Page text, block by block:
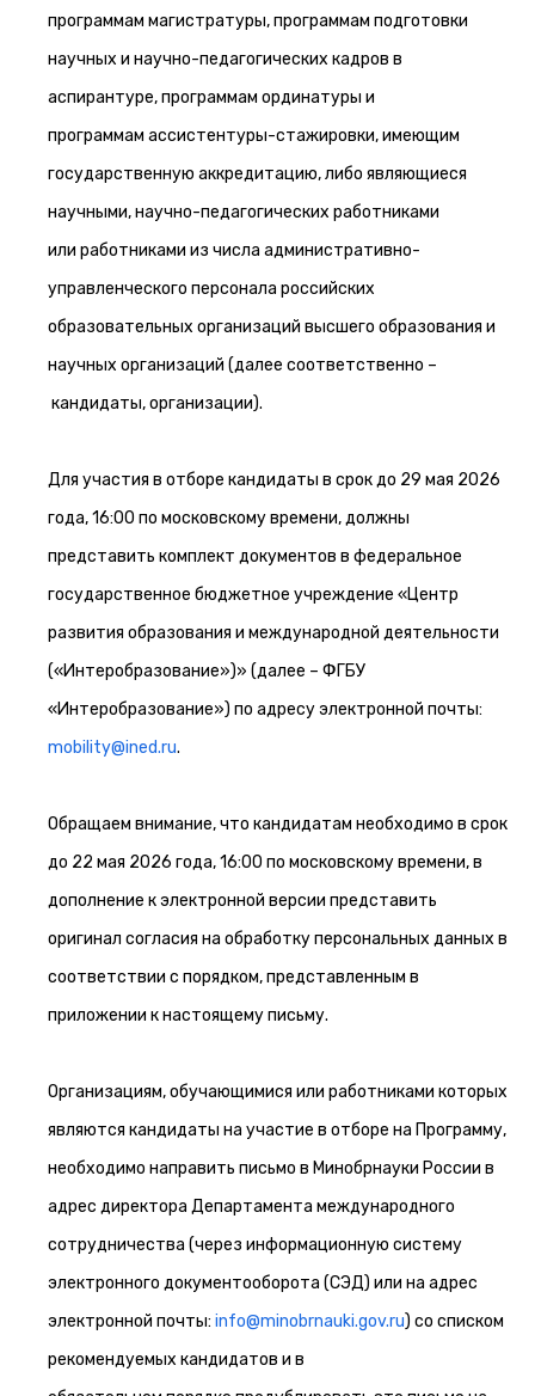
программам магистратуры, программам подготовки
научных и научно-педагогических кадров в
аспирантуре, программам ординатуры и
программам ассистентуры-стажировки, имеющим
государственную аккредитацию, либо являющиеся
научными, научно-педагогических работниками
или работниками из числа административно-
управленческого персонала российских
образовательных организаций высшего образования и
научных организаций (далее соответственно –
кандидаты, организации).
Для участия в отборе кандидаты в срок до 29 мая 2026
года, 16:00 по московскому времени, должны
представить комплект документов в федеральное
государственное бюджетное учреждение «Центр
развития образования и международной деятельности
(«Интеробразование»)» (далее – ФГБУ
«Интеробразование») по адресу электронной почты:
mobility@ined.ru.
Обращаем внимание, что кандидатам необходимо в срок
до 22 мая 2026 года, 16:00 по московскому времени, в
дополнение к электронной версии представить
оригинал согласия на обработку персональных данных в
соответствии с порядком, представленным в
приложении к настоящему письму.
Организациям, обучающимися или работниками которых
являются кандидаты на участие в отборе на Программу,
необходимо направить письмо в Минобрнауки России в
адрес директора Департамента международного
сотрудничества (через информационную систему
электронного документооборота (СЭД) или на адрес
электронной почты: info@minobrnauki.gov.ru) со списком
рекомендуемых кандидатов и в